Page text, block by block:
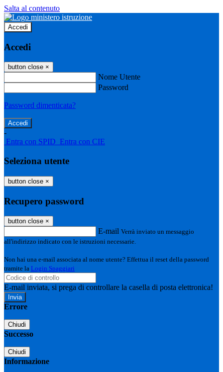
Salta al contenuto
Accedi
Accedi
button close ×
Nome Utente
Password
Password dimenticata?
-
Entra con SPID Entra con CIE
Seleziona utente
button close ×
Recupero password
button close ×
E-mail Verrà inviato un messaggio
all'indirizzo indicato con le istruzioni necessarie.
Non hai una e-mail associata al nome utente? Effettua il reset della password
tramite la Login Spaggiari
E-mail inviata, si prega di controllare la casella di posta elettronica!
Errore
Chiudi
Successo
Chiudi
Informazione